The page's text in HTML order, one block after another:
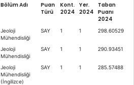
Bölüm Adı
Puan
Türü
Kont.
2024
Yer.
2024
Taban
Puanı
2024
Jeoloji
Mühendisliği
SAY 1 1 298.60529
Jeoloji
Mühendisliği
SAY 1 1 290.93451
Jeoloji
Mühendisliği
(İngilizce)
SAY 1 1 285.57488